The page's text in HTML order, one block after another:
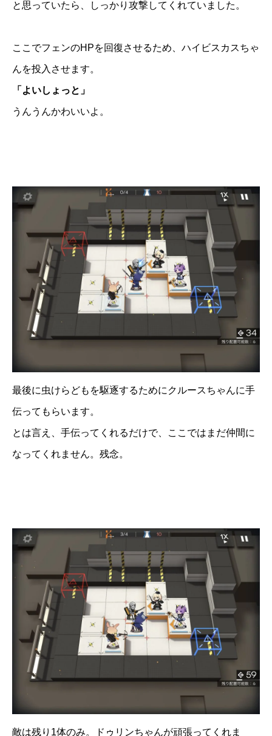
と思っていたら、しっかり攻撃してくれていました。
ここでフェンのHPを回復させるため、ハイビスカスちゃ
んを投入させます。
「よいしょっと」
うんうんかわいいよ。
最後に虫けらどもを駆逐するためにクルースちゃんに手
伝ってもらいます。
とは言え、手伝ってくれるだけで、ここではまだ仲間に
なってくれません。残念。
敵は残り1体のみ。ドゥリンちゃんが頑張ってくれま